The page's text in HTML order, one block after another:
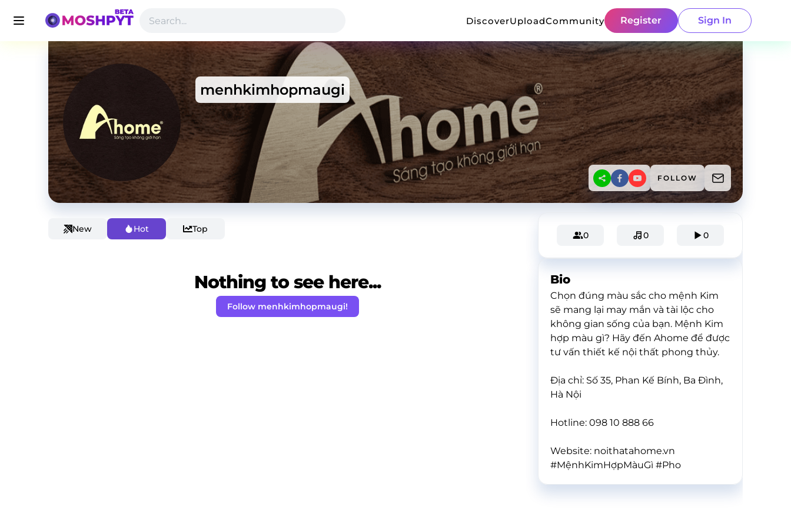
DiscoverUploadCommunity Register Sign In
menhkimhopmaugi
FOLLOW
New Hot Top
Nothing to see here...
Follow menhkimhopmaugi!
0 0 0
Bio
Chọn đúng màu sắc cho mệnh Kim
sẽ mang lại may mắn và tài lộc cho
không gian sống của bạn. Mệnh Kim
hợp màu gì? Hãy đến Ahome để được
tư vấn thiết kế nội thất phong thủy.
Địa chỉ: Số 35, Phan Kế Bính, Ba Đình,
Hà Nội
Hotline: 098 10 888 66
Website: noithatahome.vn
#MệnhKimHợpMàuGì #Pho